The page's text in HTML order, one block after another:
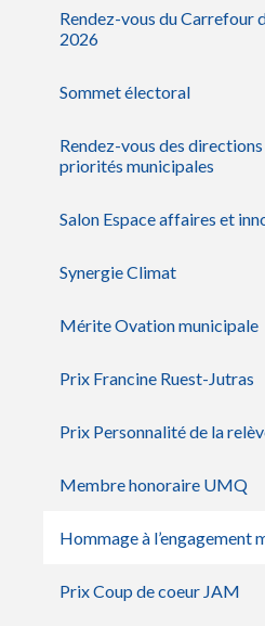
Rendez-vous du Carrefour
2026
Sommet électoral
Rendez-vous des
priorités municipales
Salon Espace affaires et
Synergie Climat
Mérite Ovation municipale
Prix Francine Ruest-Jutras
Prix Personnalité de la
Membre honoraire UMQ
Hommage à l’engagement
Prix Coup de coeur JAM